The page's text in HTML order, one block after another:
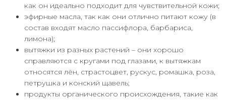
как он идеально подходит для чувствительной кожи;
эфирные масла, так как они отлично питают кожу (в
состав входят масло пассифлора, барбариса,
лимона);
вытяжки из разных растений – они хорошо
справляются с кругами под глазами, к вытяжкам
относятся лён, страстоцвет, рускус, ромашка, роза,
петрушка и конский щавель;
продукты органического происхождения, такие как